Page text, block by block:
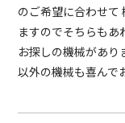
のご希望に合わせて
ますのでそちらもあ
お探しの機械があり
以外の機械も喜んで